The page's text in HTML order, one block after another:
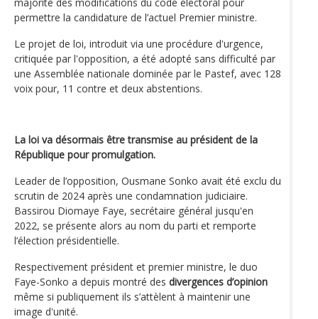
permettre la candidature de l’actuel Premier ministre.
Le projet de loi, introduit via une procédure d'urgence,
critiquée par l'opposition, a été adopté sans difficulté par
une Assemblée nationale dominée par le Pastef, avec 128
voix pour, 11 contre et deux abstentions.
La loi va désormais être transmise au président de la
République pour promulgation.
Leader de l’opposition, Ousmane Sonko avait été exclu du
scrutin de 2024 après une condamnation judiciaire.
Bassirou Diomaye Faye, secrétaire général jusqu'en
2022, se présente alors au nom du parti et remporte
l’élection présidentielle.
Respectivement président et premier ministre, le duo
Faye-Sonko a depuis montré des divergences d’opinion
même si publiquement ils s’attèlent à maintenir une
image d'unité.